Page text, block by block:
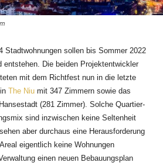
Stadtwohnungen sollen bis Sommer 2022
entstehen. Die beiden Projektentwickler
mit dem Richtfest nun in die letzte
The Niu mit 347 Zimmern sowie das
(281 Zimmer). Solche Quartier-
sind inzwischen keine Seltenheit
aber durchaus eine Herausforderung
eigentlich keine Wohnungen
einen neuen Bebauungsplan